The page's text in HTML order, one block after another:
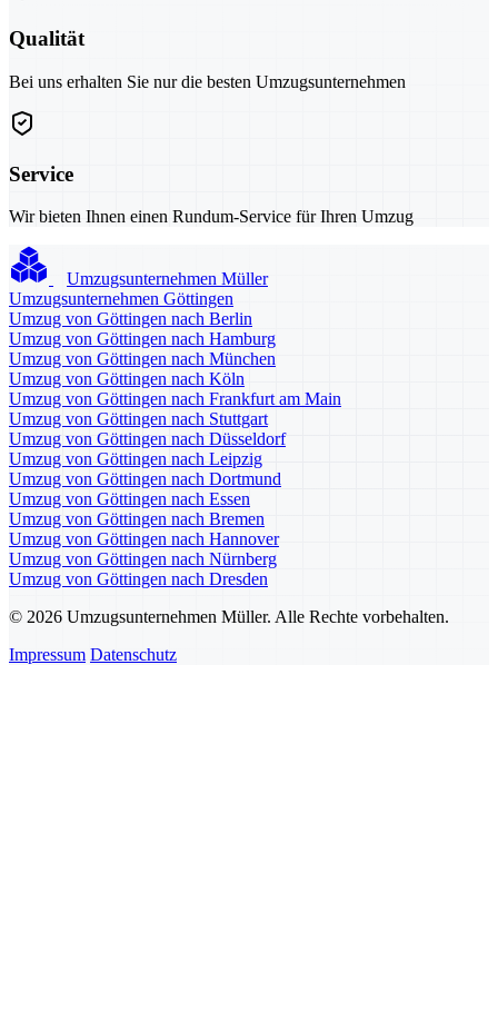
Qualität
Bei uns erhalten Sie nur die besten Umzugsunternehmen
Service
Wir bieten Ihnen einen Rundum-Service für Ihren Umzug
Umzugsunternehmen Müller
Umzugsunternehmen Göttingen
Umzug von Göttingen nach Berlin
Umzug von Göttingen nach Hamburg
Umzug von Göttingen nach München
Umzug von Göttingen nach Köln
Umzug von Göttingen nach Frankfurt am Main
Umzug von Göttingen nach Stuttgart
Umzug von Göttingen nach Düsseldorf
Umzug von Göttingen nach Leipzig
Umzug von Göttingen nach Dortmund
Umzug von Göttingen nach Essen
Umzug von Göttingen nach Bremen
Umzug von Göttingen nach Hannover
Umzug von Göttingen nach Nürnberg
Umzug von Göttingen nach Dresden
© 2026 Umzugsunternehmen Müller. Alle Rechte vorbehalten.
Impressum Datenschutz